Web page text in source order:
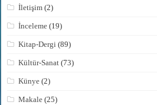
İletişim (2)
İnceleme (19)
Kitap-Dergi (89)
Kültür-Sanat (73)
Künye (2)
Makale (25)